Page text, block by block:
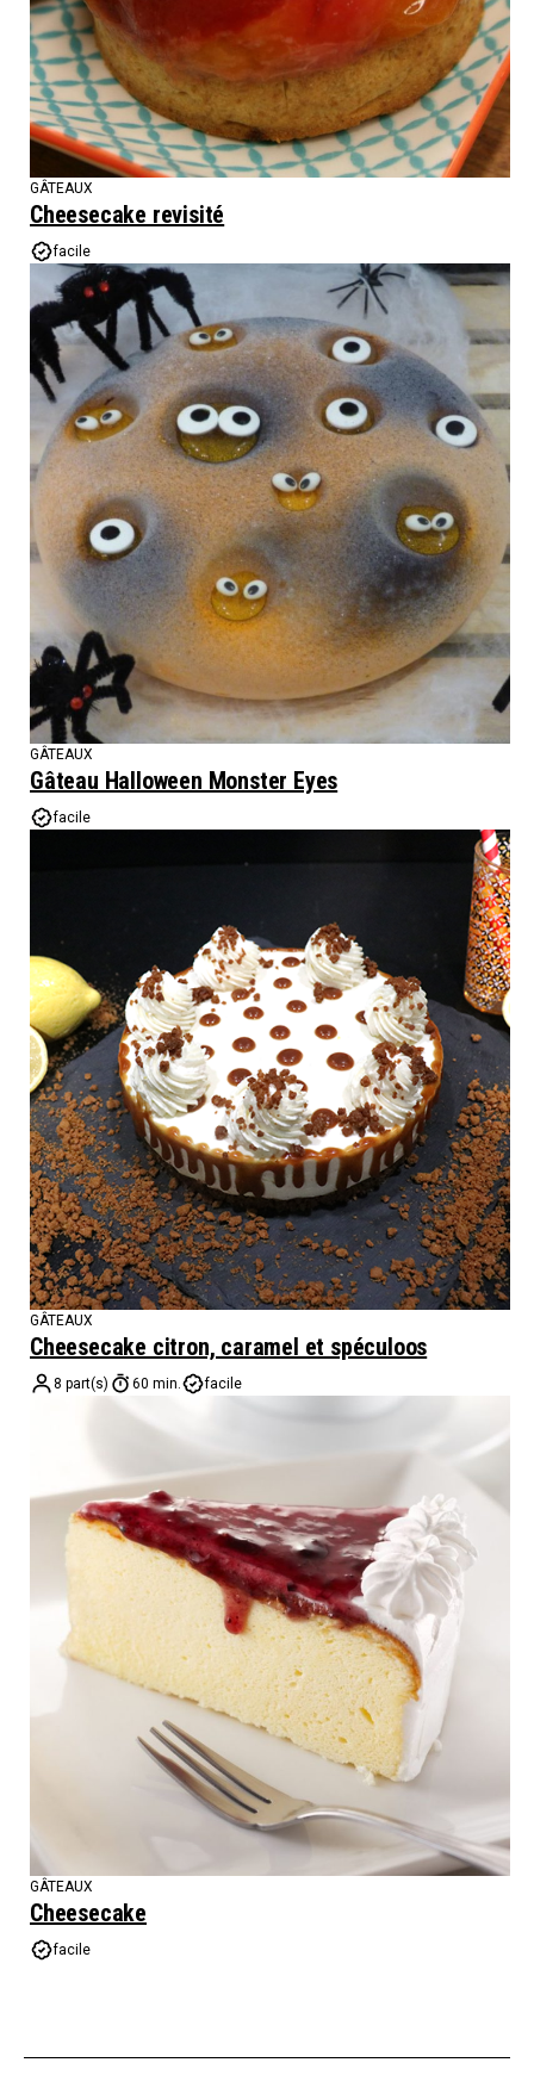
GÂTEAUX
Cheesecake revisité
facile
GÂTEAUX
Gâteau Halloween Monster Eyes
facile
GÂTEAUX
Cheesecake citron, caramel et spéculoos
8 part(s) 60 min. facile
GÂTEAUX
Cheesecake
facile